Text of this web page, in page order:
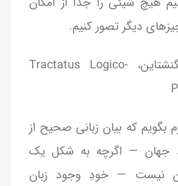
دیگر تصور کنیم.
لودویگ ویتگنشتاین، Tractatus Logico-
بگویم که بیان زبانی صحیح از
جهان — اگرچه به شکل یک
نیست — خودِ وجود زبان